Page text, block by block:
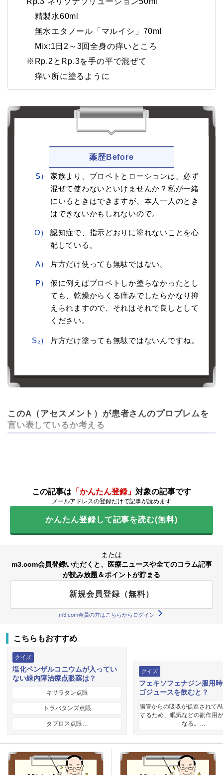
精製水60ml
無水エタノール「マルイシ」70ml
Mix:1日2～3回全身の痒いところ
※Rp.2とRp.3を手の平で混ぜて
痒い所に塗るように
薬歴Before
S）
家族より、プロペトとローションは、必ず
混ぜて使わないといけませんか？私が一緒
にいるときはできますが、本人一人のとき
はできないかもしれないので。
O）
認知症で、指示どおりに塗れないことを心
配している。
A） 片方だけ使っても無駄ではない。
P）
仮に例えばプロペトしか塗らなかったとし
ても、乾燥からくる痒みでしたらかなり抑
えられますので、それはそれで良しとして
ください。
S₂） 片方だけ塗っても無駄ではないんですね。
このA（アセスメント）が患者さんのプロブレムを
言い表しているか考える
この記事は 「かんたん登録」 対象の記事です
メールアドレスの登録だけで記事が読めます
かんたん登録して記事を読む(無料)
または
m3.com会員登録いただくと、医療ニュースや全てのコラム記事
が読み放題＆ポイントが貯まる
新規会員登録（無料）
m3.com会員の方はこちらからログイン
こちらもおすすめ
クイズ
塩化ベンザルコニウムが入ってい
ない緑内障治療点眼薬は？
キサラタン点眼
トラバタンズ点眼
タプロス点眼…
クイズ
フェキソフェナジン服用
ゴジュースを飲むと？
腸管からの吸収が促進されて
するため、眠気などの副作用
なる。…